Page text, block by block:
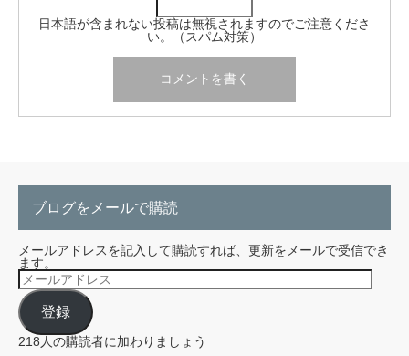
日本語が含まれない投稿は無視されますのでご注意くださ
い。（スパム対策）
ブログをメールで購読
メールアドレスを記入して購読すれば、更新をメールで受信でき
ます。
メ
ー
ル
ア
ド
レ
登録
218人の購読者に加わりましょう